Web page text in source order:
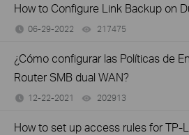
How to Configure Link Backup on
06-29-2022 217475
¿Cómo configurar las Políticas de
Router SMB dual WAN?
12-22-2021 202913
How to set up access rules for TP-